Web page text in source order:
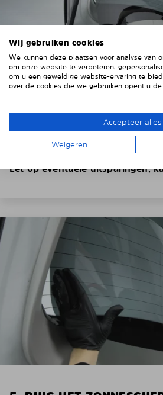
Plaats het Solarplexius paneel
ruiten van uw voertuig.Steek
achter de voertuigbekleding.
Let op eventuele uitsparingen,
Wij gebruiken cookies
We kunnen deze plaatsen voor analyse van
om onze website te verbeteren,
om u een geweldige website-ervaring te
over de cookies die we gebruiken opent u
Accepteer alles
Weigeren